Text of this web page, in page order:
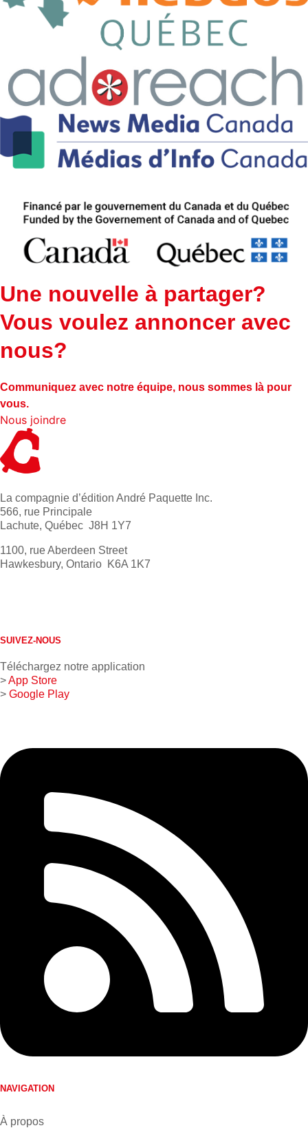
Une nouvelle à partager?
Vous voulez annoncer avec
nous?
Communiquez avec notre équipe, nous sommes là pour
vous.
Nous joindre
La compagnie d’édition André Paquette Inc.
566, rue Principale
Lachute, Québec J8H 1Y7
1100, rue Aberdeen Street
Hawkesbury, Ontario K6A 1K7
SUIVEZ-NOUS
Téléchargez notre application
>App Store
> Google Play
NAVIGATION
À propos